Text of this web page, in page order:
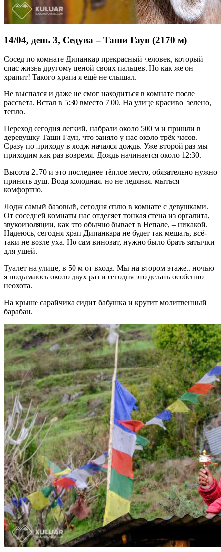
14/04, день 3, Седува – Таши Гаун (2170 м)
Сосед по комнате Дипанкар прекрасный человек, который
спас жизнь другому ценой своих пальцев. Но как же он
храпит! Такого храпа я ещё не слышал.
Не выспался и даже не смог находиться в комнате после
рассвета. Встал в 5:30 вместо 7:00. На улице красиво, зелено,
тепло.
Переход сегодня легкий, набрали около 500 м и пришли в
деревушку Таши Гаун, что заняло у нас около трёх часов.
Сразу по приходу в лодж начался дождь. Уже второй раз мы
приходим как раз вовремя. Дождь начинается около 12:30.
Высота 2170 и это последнее тёплое место, обязательно нужно
принять душ. Вода холодная, но не ледяная, мыться
комфортно.
Лодж самый базовый, сегодня сплю в комнате с девушками.
От соседней комнаты нас отделяет тонкая стена из оргалита,
звукоизоляции, как это обычно бывает в Непале, – никакой.
Надеюсь, сегодня храп Дипанкара не будет так мешать, всё-
таки не возле уха. Но сам виноват, нужно было брать затычки
для ушей.
Туалет на улице, в 50 м от входа. Мы на втором этаже.. ночью
я подымаюсь около двух раз и сегодня это делать особенно
неохота.
На крыше сарайчика сидит бабушка и крутит молитвенный
барабан.